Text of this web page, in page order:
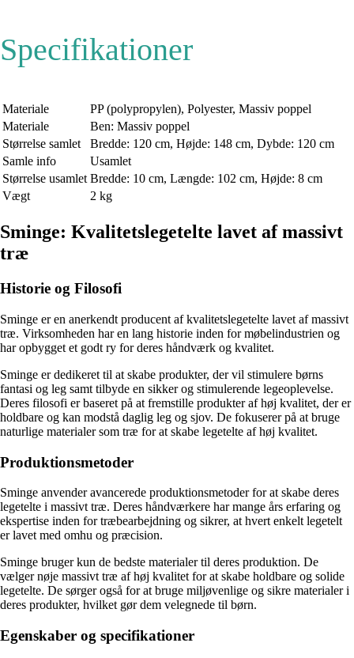
Specifikationer
Materiale
PP (polypropylen), Polyester, Massiv poppel
Materiale
Ben: Massiv poppel
Størrelse samlet
Bredde: 120 cm, Højde: 148 cm, Dybde: 120 cm
Samle info
Usamlet
Størrelse usamlet Bredde: 10 cm, Længde: 102 cm, Højde: 8 cm
Vægt
2 kg
Sminge: Kvalitetslegetelte lavet af massivt
træ
Historie og Filosofi
Sminge er en anerkendt producent af kvalitetslegetelte lavet af massivt
træ. Virksomheden har en lang historie inden for møbelindustrien og
har opbygget et godt ry for deres håndværk og kvalitet.
Sminge er dedikeret til at skabe produkter, der vil stimulere børns
fantasi og leg samt tilbyde en sikker og stimulerende legeoplevelse.
Deres filosofi er baseret på at fremstille produkter af høj kvalitet, der er
holdbare og kan modstå daglig leg og sjov. De fokuserer på at bruge
naturlige materialer som træ for at skabe legetelte af høj kvalitet.
Produktionsmetoder
Sminge anvender avancerede produktionsmetoder for at skabe deres
legetelte i massivt træ. Deres håndværkere har mange års erfaring og
ekspertise inden for træbearbejdning og sikrer, at hvert enkelt legetelt
er lavet med omhu og præcision.
Sminge bruger kun de bedste materialer til deres produktion. De
vælger nøje massivt træ af høj kvalitet for at skabe holdbare og solide
legetelte. De sørger også for at bruge miljøvenlige og sikre materialer i
deres produkter, hvilket gør dem velegnede til børn.
Egenskaber og specifikationer